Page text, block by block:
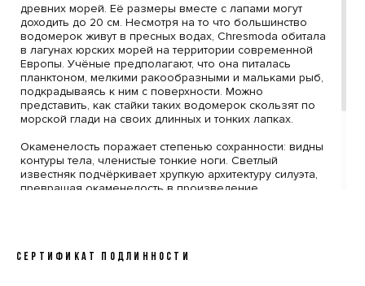
древних морей. Её размеры вместе с лапами могут
доходить до 20 см. Несмотря на то что большинство
водомерок живут в пресных водах, Chresmoda обитала
в лагунах юрских морей на территории современной
Европы. Учёные предполагают, что она питалась
планктоном, мелкими ракообразными и мальками рыб,
подкрадываясь к ним с поверхности. Можно
представить, как стайки таких водомерок скользят по
морской глади на своих длинных и тонких лапках.
Окаменелость поражает степенью сохранности: видны
контуры тела, членистые тонкие ноги. Светлый
известняк подчёркивает хрупкую архитектуру силуэта,
превращая окаменелость в произведение
необычную страницу эволюции насекомых – переход
СЕРТИФИКАТ ПОДЛИННОСТИ